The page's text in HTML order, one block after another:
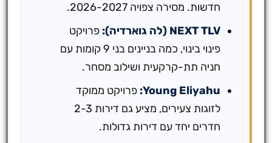
חדשות. מסירה צפויה 2026-2027.
NEXT TLV (לה גוארדיה):
פרויקט
פינוי בינוי, כמה בניינים בני 9 קומות עם
חניה תת-קרקעית ושילוב מסחר.
Young Eliyahu: פרויקט ממוקד
לזוגות צעירים, מציע גם דירות 2-3
חדרים יחד עם דירות גדולות.